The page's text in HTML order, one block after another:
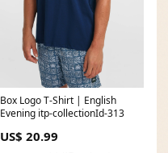
Box Logo T-Shirt | English
Evening itp-collectionId-313
US$ 20.99